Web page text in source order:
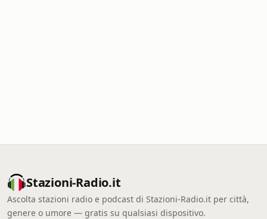
Stazioni-Radio.it
Ascolta stazioni radio e podcast di Stazioni-Radio.it per città,
genere o umore — gratis su qualsiasi dispositivo.